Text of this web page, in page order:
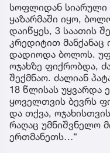
სოფლიდან სიარული
ყაზარმაში იყო,
დაიწყეს, 3 საათის
კრედიტით
დადიოდა ბოლოს.
ოჯახზე ფიქრობდა,
შექმნაო. ძალიან
18 წლისას უყვარდა
ყოველთვის ბევრს
და თქვა,
რაღაც უმნიშვნელო
ერთმანეთს…“